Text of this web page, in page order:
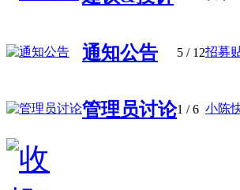
通知公告 5 / 12招募
管理员讨论1 / 6 小陈